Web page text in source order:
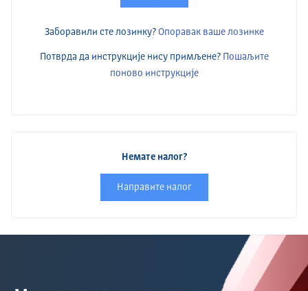
Заборавили сте лозинку? Опоравак ваше лозинке
Потврда да инструкције нису примљене?
Пошаљите
поново инструкције
Немате налог?
Направите налог